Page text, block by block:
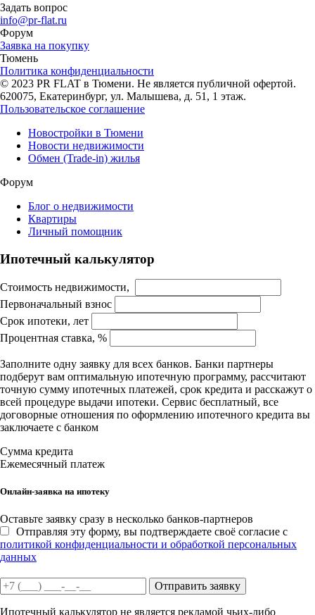
Задать вопрос
info@pr-flat.ru
Форум
Заявка на покупку
Тюмень
Политика конфиденциальности
© 2023 PR FLAT в Тюмени. Не является публичной офертой.
620075, Екатеринбург, ул. Малышева, д. 51, 1 этаж.
Пользовательское соглашение
Новостройки в Тюмени
Новости недвижимости
Обмен (Trade-in) жилья
Форум
Блог о недвижимости
Квартиры
Личный помощник
Ипотечный калькулятор
Стоимость недвижимости,
Первоначальный взнос
Срок ипотеки, лет
Процентная ставка, %
Заполните одну заявку для всех банков. Банки партнеры
подберут вам оптимальную ипотечную программу, рассчитают
точную сумму ипотечных платежей, срок кредита и расскажут о
всей процедуре выдачи ипотеки. Сервис бесплатный, все
договорные отношения по оформлению ипотечного кредита вы
заключаете с банком
Сумма кредита
Ежемесячный платеж
Онлайн-заявка на ипотеку
Оставьте заявку сразу в несколько банков-партнеров
Отправляя эту форму, вы подтверждаете своё согласие с
политикой конфиденциальности и обработкой персональных
данных
Отправить заявку
Ипотечный калькулятор не является рекламой чьих-либо